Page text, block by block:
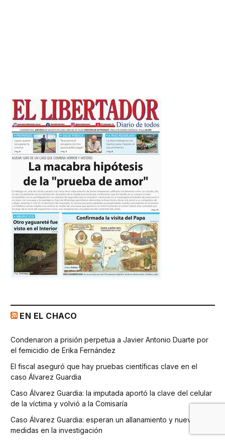
EN EL CHACO
Condenaron a prisión perpetua a Javier Antonio Duarte por
el femicidio de Erika Fernández
El fiscal aseguró que hay pruebas científicas clave en el
caso Álvarez Guardia
Caso Álvarez Guardia: la imputada aportó la clave del celular
de la víctima y volvió a la Comisaría
Caso Álvarez Guardia: esperan un allanamiento y nuevas
medidas en la investigación